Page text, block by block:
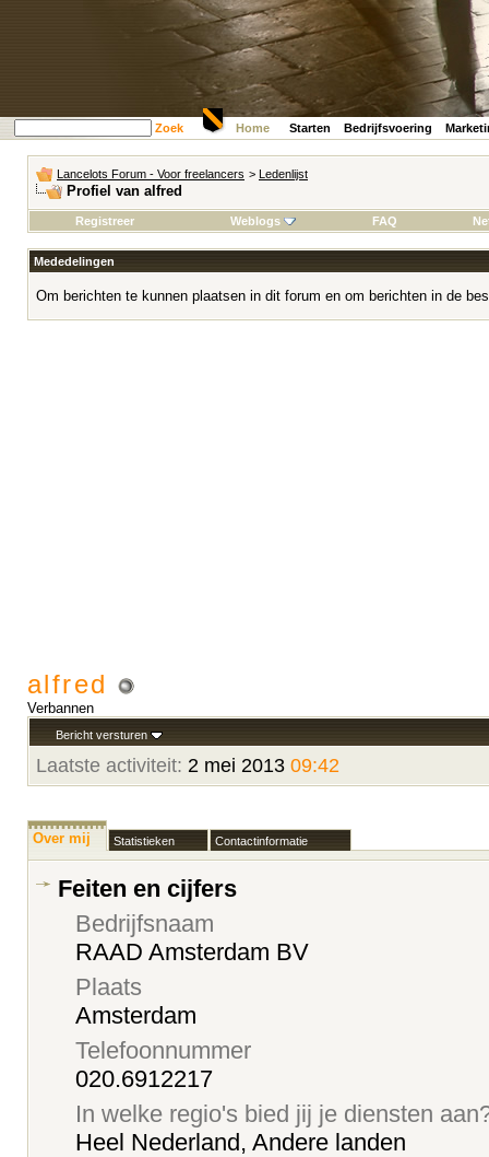
Zoek Home Starten Bedrijfsvoering
Lancelots Forum - Voor freelancers > Ledenlijst
Profiel van alfred
Registreer Weblogs FAQ
Mededelingen
Om berichten te kunnen plaatsen in dit forum en om berichten in de
alfred
Verbannen
Bericht versturen
Laatste activiteit: 2 mei 2013 09:42
Over mij Statistieken Contactinformatie
Feiten en cijfers
Bedrijfsnaam
RAAD Amsterdam BV
Plaats
Amsterdam
Telefoonnummer
020.6912217
In welke regio's bied jij je diensten
Heel Nederland, Andere landen